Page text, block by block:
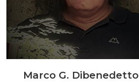
Marco G. Dibenedetto